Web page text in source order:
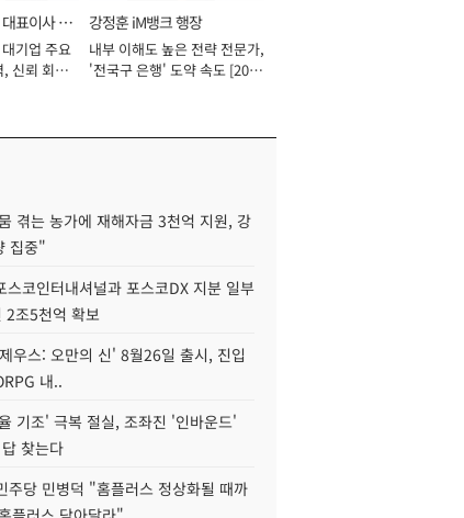
표이사 사
대기업 주요
, 신뢰 회복
강정훈 iM뱅크 행장
내부 이해도 높은 전략 전문가,
'전국구 은행' 도약 속도 [2026
겪는 농가에 재해자금 3천억 지원, 강
집중"
스코인터내셔널과 포스코DX 지분 일부
2조5천억 확보
우스: 오만의 신' 8월26일 출시, 진입
내..
기조' 극복 절실, 조좌진 '인바운드'
찾는다
주당 민병덕 "홈플러스 정상화될 때까